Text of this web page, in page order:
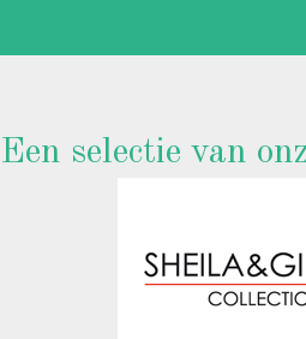
Een selectie van